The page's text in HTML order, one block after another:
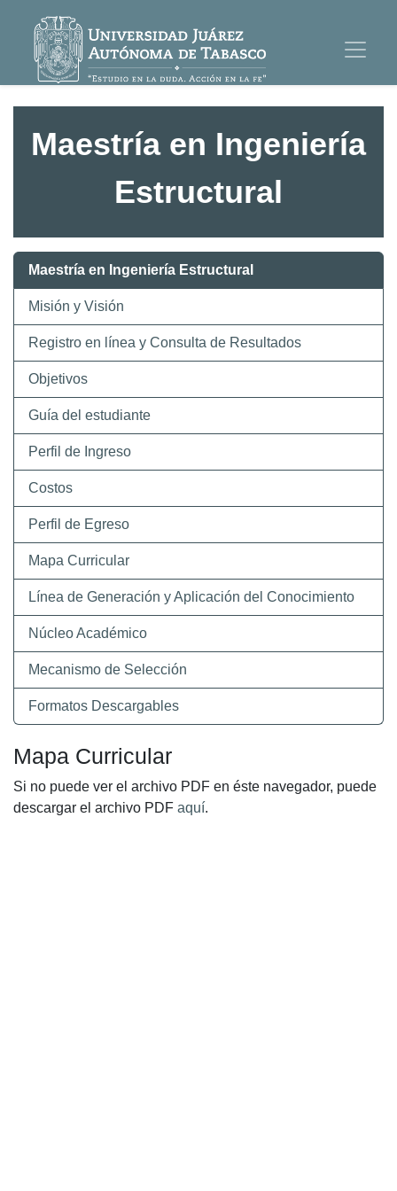
Maestría en Ingeniería
Estructural
Maestría en Ingeniería Estructural
Misión y Visión
Registro en línea y Consulta de Resultados
Objetivos
Guía del estudiante
Perfil de Ingreso
Costos
Perfil de Egreso
Mapa Curricular
Línea de Generación y Aplicación del Conocimiento
Núcleo Académico
Mecanismo de Selección
Formatos Descargables
Mapa Curricular
Si no puede ver el archivo PDF en éste navegador, puede
descargar el archivo PDF aquí.